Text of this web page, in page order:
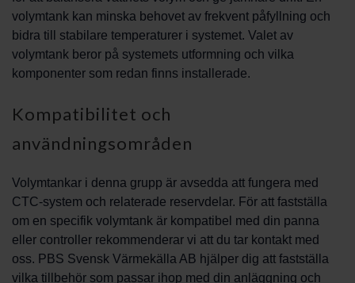
volymtank kan minska behovet av frekvent påfyllning och
bidra till stabilare temperaturer i systemet. Valet av
volymtank beror på systemets utformning och vilka
komponenter som redan finns installerade.
Kompatibilitet och
användningsområden
Volymtankar i denna grupp är avsedda att fungera med
CTC-system och relaterade reservdelar. För att fastställa
om en specifik volymtank är kompatibel med din panna
eller controller rekommenderar vi att du tar kontakt med
oss. PBS Svensk Värmekälla AB hjälper dig att fastställa
vilka tillbehör som passar ihop med din anläggning och